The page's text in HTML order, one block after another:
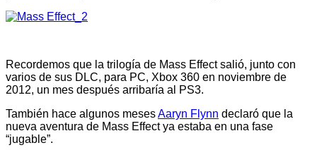
Recordemos que la trilogía de Mass Effect salió, junto con
varios de sus DLC, para PC, Xbox 360 en noviembre de
2012, un mes después arribaría al PS3.
También hace algunos mesesAaryn Flynn declaró que la
nueva aventura de Mass Effect ya estaba en una fase
“jugable”.